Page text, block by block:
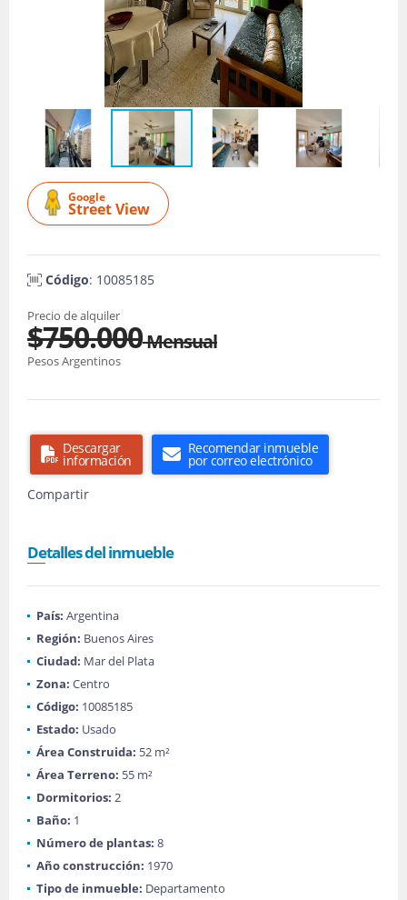
Google
Street View
Código: 10085185
Precio de alquiler
$750.000Mensual
Pesos Argentinos
Descargar
información
Recomendar inmueble
por correo electrónico
Compartir
Detalles del inmueble
País: Argentina
Región: Buenos Aires
Ciudad: Mar del Plata
Zona: Centro
Código: 10085185
Estado: Usado
Área Construida: 52 m²
Área Terreno: 55 m²
Dormitorios: 2
Baño: 1
Número de plantas: 8
Año construcción: 1970
Tipo de inmueble: Departamento